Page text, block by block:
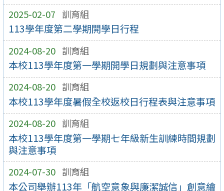
2025-02-07 訓育組
113學年度第二學期開學日行程
2024-08-20 訓育組
本校113學年度第一學期開學日規劃與注意事項
2024-08-20 訓育組
本校113學年度暑假全校返校日行程表與注意事項
2024-08-20 訓育組
本校113學年度第一學期七年級新生訓練時間規劃
與注意事項
2024-07-30 訓育組
本公司舉辦113年「航空意象與廉潔誠信」創意繪